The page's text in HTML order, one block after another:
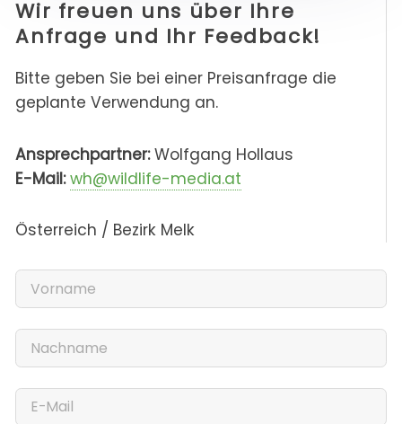
Wir freuen uns über Ihre
Anfrage und Ihr Feedback!
Bitte geben Sie bei einer Preisanfrage die
geplante Verwendung an.
Ansprechpartner:Wolfgang Hollaus
E-Mail: wh@wildlife-media.at
Österreich / Bezirk Melk